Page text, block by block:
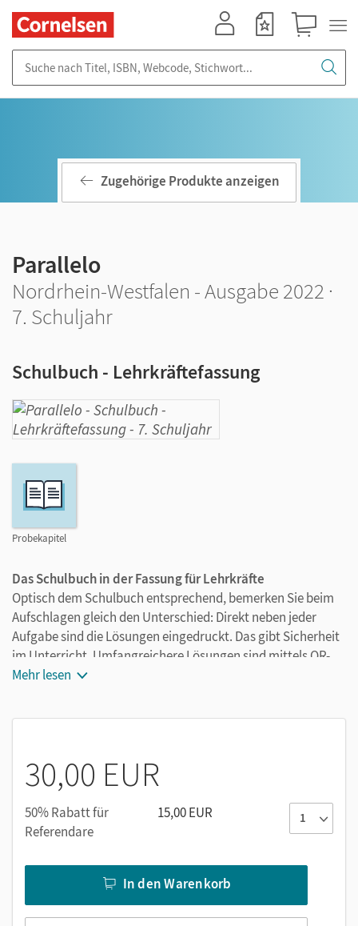
Probekapitel
Zugehörige Produkte anzeigen
Parallelo
Nordrhein-Westfalen - Ausgabe 2022 ·
7. Schuljahr
Schulbuch - Lehrkräftefassung
Das Schulbuch in der Fassung für Lehrkräfte
Optisch dem Schulbuch entsprechend, bemerken Sie beim
Aufschlagen gleich den Unterschied: Direkt neben jeder
Aufgabe sind die Lösungen eingedruckt. Das gibt Sicherheit
im Unterricht. Umfangreichere Lösungen sind mittels QR-
Code oder Webcode abrufbar.
Mehr lesen
30,00 EUR
50% Rabatt für
Referendare
15,00 EUR
In den Warenkorb